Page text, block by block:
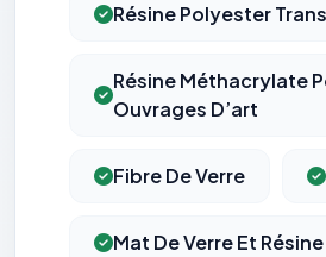
Résine Polyester
Résine Méthacrylate
Ouvrages D’art
Fibre De Verre
Mat De Verre Et Résine